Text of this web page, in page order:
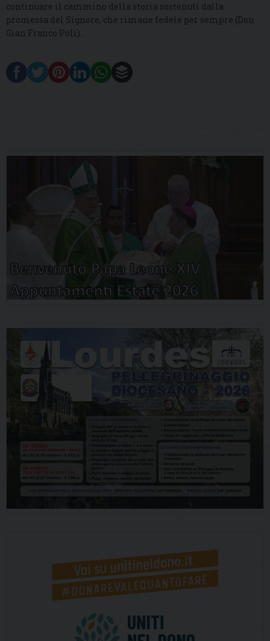
continuare il cammino della storia sostenuti dalla
promessa del Signore, che rimane fedele per sempre (Don
Gian Franco Poli).